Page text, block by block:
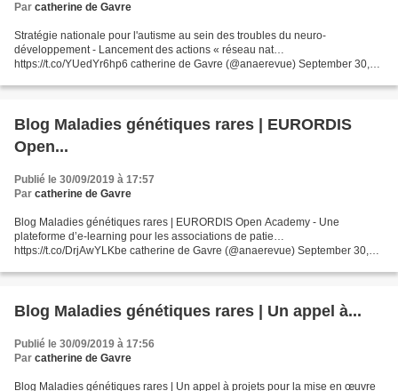
Par catherine de Gavre
Stratégie nationale pour l'autisme au sein des troubles du neuro-
développement - Lancement des actions « réseau nat…
https://t.co/YUedYr6hp6 catherine de Gavre (@anaerevue) September 30,
Blog Maladies génétiques rares | EURORDIS
Open...
Publié le 30/09/2019 à 17:57
Par catherine de Gavre
Blog Maladies génétiques rares | EURORDIS Open Academy - Une
plateforme d’e-learning pour les associations de patie…
https://t.co/DrjAwYLKbe catherine de Gavre (@anaerevue) September 30,
Blog Maladies génétiques rares | Un appel à...
Publié le 30/09/2019 à 17:56
Par catherine de Gavre
Blog Maladies génétiques rares | Un appel à projets pour la mise en œuvre